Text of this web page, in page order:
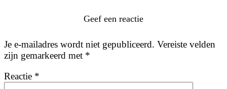
Geef een reactie
Je e-mailadres wordt niet gepubliceerd. Vereiste velden
zijn gemarkeerd met *
Reactie *